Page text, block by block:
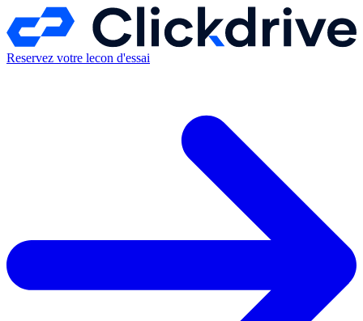
Reservez votre lecon d'essai